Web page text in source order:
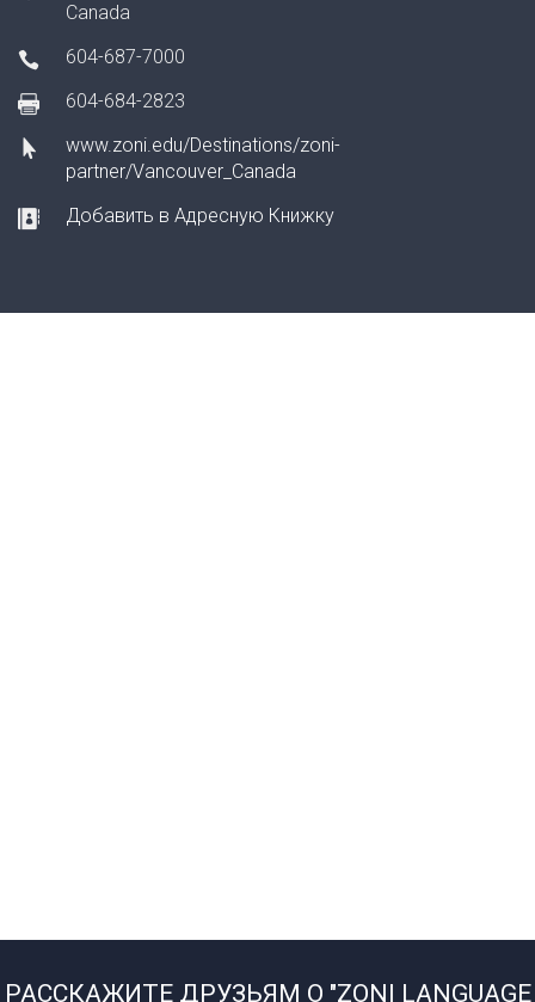
Canada
604-687-7000
604-684-2823
www.zoni.edu/Destinations/zoni-
partner/Vancouver_Canada
Добавить в Адресную Книжку
РАССКАЖИТЕ ДРУЗЬЯМ О "ZONI LANGUAGE